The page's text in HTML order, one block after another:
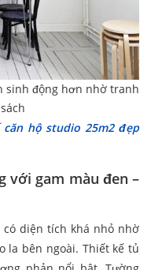
sinh động hơn nhờ tranh
hộ studio 25m2 đẹp
với gam màu đen –
diện tích khá nhỏ nhờ
la bên ngoài. Thiết kế tủ